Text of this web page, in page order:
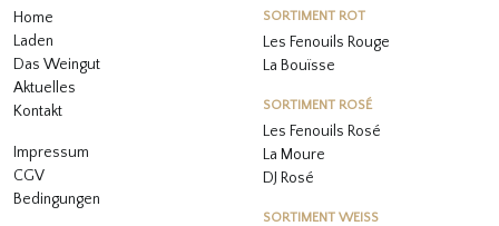
Home
Laden
Das Weingut
Aktuelles
Kontakt
Impressum
CGV
Bedingungen
SORTIMENT ROT
Les Fenouils Rouge
La Bouïsse
SORTIMENT ROSÉ
Les Fenouils Rosé
La Moure
DJ Rosé
SORTIMENT WEISS